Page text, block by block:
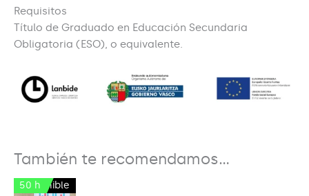
Requisitos
Título de Graduado en Educación Secundaria
Obligatoria (ESO), o equivalente.
También te recomendamos…
Disponible
50 h